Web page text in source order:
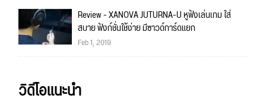
Review - XANOVA JUTURNA-U หูฟังเล่นเกม ใส่
สบาย ฟังก์ชั่นใช้ง่าย มีซาวด์การ์ดแยก
Feb 1, 2019
วิดีโอแนะนำ